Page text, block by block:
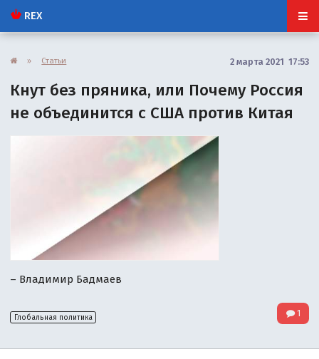
REX
» Статьи 2 марта 2021 17:53
Кнут без пряника, или Почему Россия
не объединится с США против Китая
– Владимир Бадмаев
Глобальная политика 1